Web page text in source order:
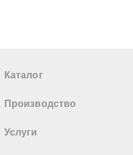
Каталог
Производство
Услуги